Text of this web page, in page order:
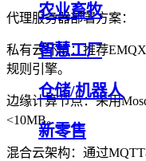
农业畜牧
智慧工厂
仓储/机器人
新零售
代理服务器部署方案：
私有云环境：推荐
规则引擎。
边缘计算节点：采用
<10MB。
混合云架构：通过